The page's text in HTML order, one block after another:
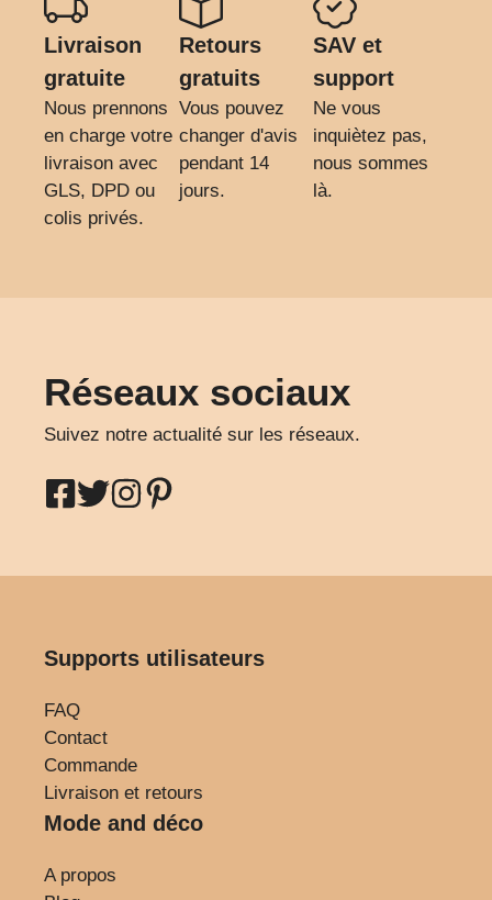
Livraison
gratuite
Nous prennons
en charge votre
livraison avec
GLS, DPD ou
colis privés.
Retours
gratuits
Vous pouvez
changer d'avis
pendant 14
jours.
SAV et
support
Ne vous
inquiètez pas,
nous sommes
là.
Réseaux sociaux
Suivez notre actualité sur les réseaux.
Supports utilisateurs
FAQ
Contact
Commande
Livraison et retours
Mode and déco
A propos